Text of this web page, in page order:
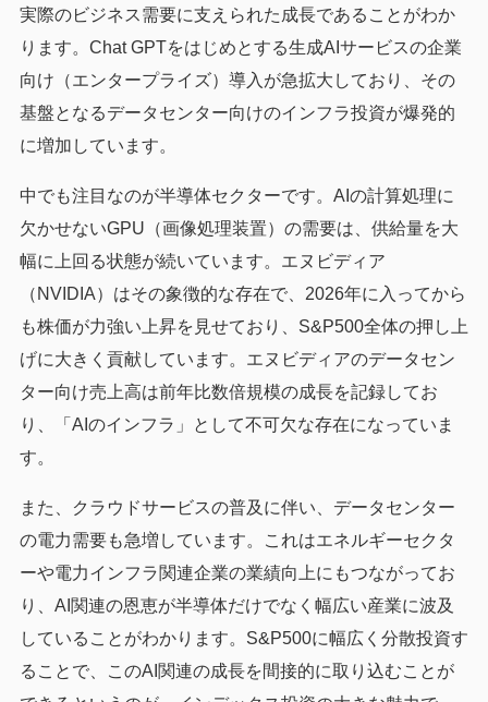
実際のビジネス需要に支えられた成長であることがわか
ります。Chat GPTをはじめとする生成AIサービスの企業
向け（エンタープライズ）導入が急拡大しており、その
基盤となるデータセンター向けのインフラ投資が爆発的
に増加しています。
中でも注目なのが半導体セクターです。AIの計算処理に
欠かせないGPU（画像処理装置）の需要は、供給量を大
幅に上回る状態が続いています。エヌビディア
（NVIDIA）はその象徴的な存在で、2026年に入ってから
も株価が力強い上昇を見せており、S&P500全体の押し上
げに大きく貢献しています。エヌビディアのデータセン
ター向け売上高は前年比数倍規模の成長を記録してお
り、「AIのインフラ」として不可欠な存在になっていま
す。
また、クラウドサービスの普及に伴い、データセンター
の電力需要も急増しています。これはエネルギーセクタ
ーや電力インフラ関連企業の業績向上にもつながってお
り、AI関連の恩恵が半導体だけでなく幅広い産業に波及
していることがわかります。S&P500に幅広く分散投資す
ることで、このAI関連の成長を間接的に取り込むことが